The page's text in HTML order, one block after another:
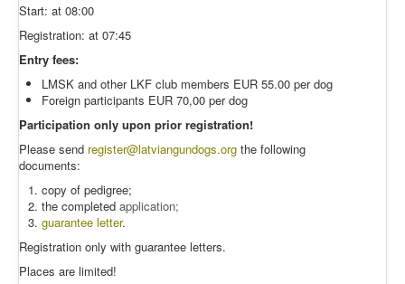
Start: at 08:00
Registration: at 07:45
Entry fees:
LMSK and other LKF club members EUR 55.00 per dog
Foreign participants EUR 70,00 per dog
Participation only upon prior registration!
Please send register@latviangundogs.org the following
documents:
copy of pedigree;
the completed application;
guarantee letter.
Registration only with guarantee letters.
Places are limited!